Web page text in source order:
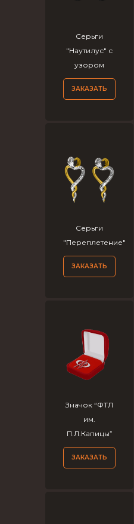
Серьги
"Наутилус" с
узором
ЗАКАЗАТЬ
Серьги
"Переплетение"
ЗАКАЗАТЬ
Значок “ФТЛ
им.
П.Л.Капицы”
ЗАКАЗАТЬ